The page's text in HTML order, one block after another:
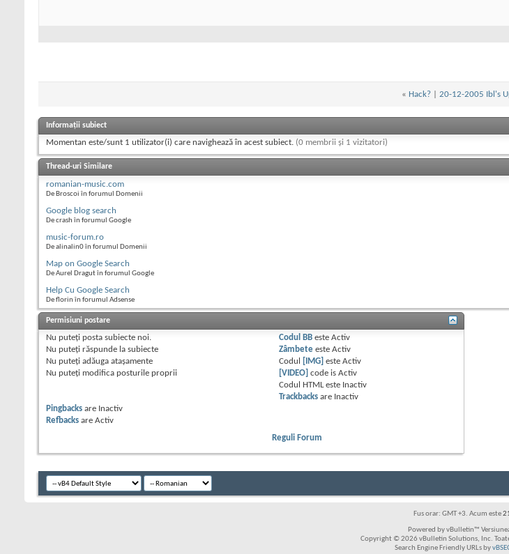
« Hack?| 20-12-2005 Ibl's
Informații subiect
Momentan este/sunt 1 utilizator(i) care navighează în acest subiect. (0 membrii și 1 vizitatori)
Thread-uri Similare
romanian-music.com
De Broscoi în forumul Domenii
Google blog search
De crash în forumul Google
music-forum.ro
De alinalin0 în forumul Domenii
Map on Google Search
De Aurel Dragut în forumul Google
Help Cu Google Search
De florin în forumul Adsense
Permisiuni postare
Nu puteţi posta subiecte noi.
Nu puteţi răspunde la subiecte
Nu puteţi adăuga ataşamente
Nu puteţi modifica posturile proprii
Codul BB esteActiv
Zâmbete esteActiv
Codul
[IMG] esteActiv
[VIDEO] code isActiv
Codul HTML este Inactiv
Trackbacks are Inactiv
Pingbacks are Inactiv
Refbacks are Activ
Reguli Forum
Fus orar: GMT +3. Acum este
Powered by vBulletin™
Copyright © 2026 vBulletin Solutions, Inc.
Search Engine Friendly URLs by